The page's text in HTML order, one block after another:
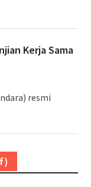
Kerja Sama
resmi